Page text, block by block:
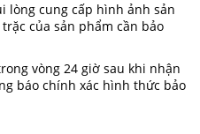
lòng cung cấp hình ảnh sản
của sản phẩm cần bảo
vòng 24 giờ sau khi nhận
báo chính xác hình thức bảo